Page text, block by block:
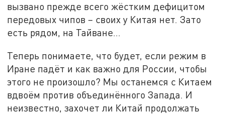
вызвано прежде всего жёстким дефицитом
передовых чипов – своих у Китая нет. Зато
есть рядом, на Тайване...
Теперь понимаете, что будет, если режим в
Иране падёт и как важно для России, чтобы
этого не произошло? Мы останемся с Китаем
вдвоём против объединённого Запада. И
неизвестно, захочет ли Китай продолжать